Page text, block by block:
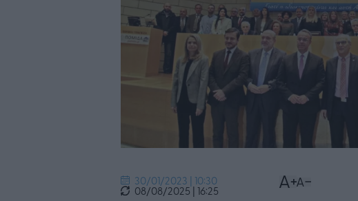
30/01/2023 | 10:30
08/08/2025 | 16:25